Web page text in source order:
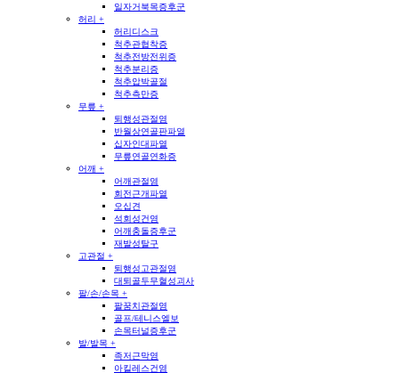
일자거북목증후군
허리 +
허리디스크
척추관협착증
척추전방전위증
척추분리증
척추압박골절
척추측만증
무릎 +
퇴행성관절염
반월상연골판파열
십자인대파열
무릎연골연화증
어깨 +
어깨관절염
회전근개파열
오십견
석회성건염
어깨충돌증후군
재발성탈구
고관절 +
퇴행성고관절염
대퇴골두무혈성괴사
팔/손/손목 +
팔꿈치관절염
골프/테니스엘보
손목터널증후군
발/발목 +
족저근막염
아킬레스건염